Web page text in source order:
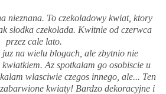
nieznana. To czekoladowy kwiat, ktory
slodka czekolada. Kwitnie od czerwca
przez cale lato.
na wielu blogach, ale zbytnio nie
Az spotkalam go osobiscie u
wlasciwie czegos innego, ale... Ten
kwiaty! Bardzo dekoracyjne i